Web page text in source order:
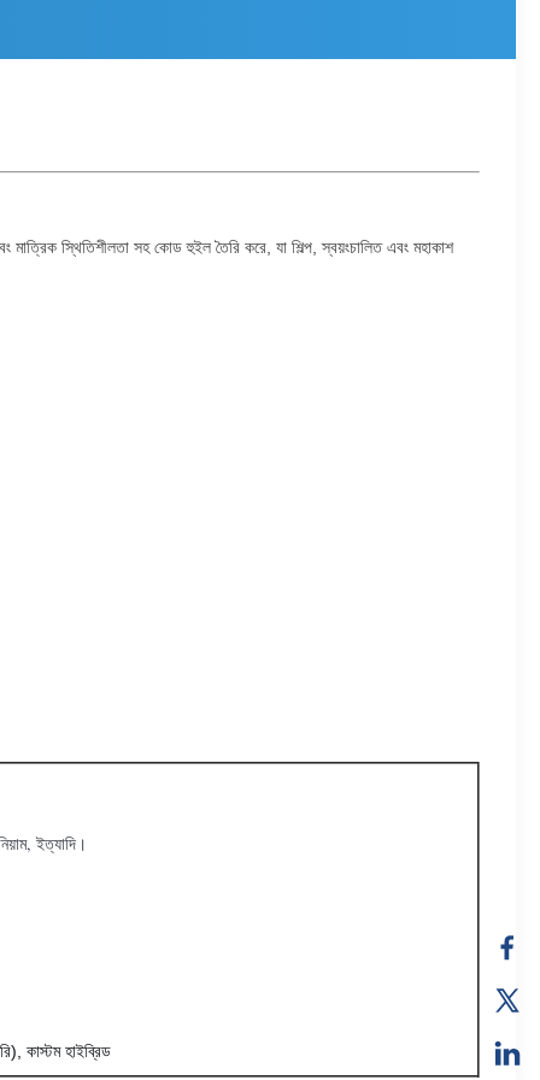
মাত্রিক স্থিতিশীলতা সহ কোড হুইল তৈরি করে, যা শিল্প, স্বয়ংচালিত এবং মহাকাশ
ইত্যাদি।
কাস্টম হাইব্রিড